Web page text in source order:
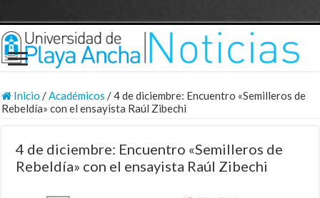
Inicio /Académicos /4 de diciembre: Encuentro «Semilleros de
Rebeldía» con el ensayista Raúl Zibechi
4 de diciembre: Encuentro «Semilleros de
Rebeldía» con el ensayista Raúl Zibechi